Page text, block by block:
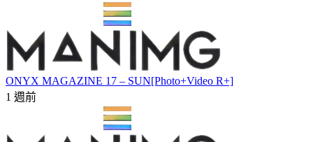
ONYX MAGAZINE 17 – SUN[Photo+Video R+]
1 週前